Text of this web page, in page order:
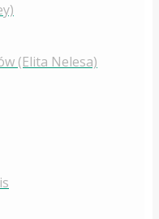
(Elita Nelesa)